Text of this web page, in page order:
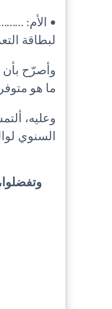
• الأم:
لبطاقة
وأصرّح
ما هو
وعليه،
السنوي